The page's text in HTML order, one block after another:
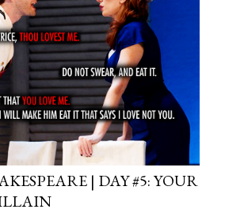
| DAY #5: YOUR